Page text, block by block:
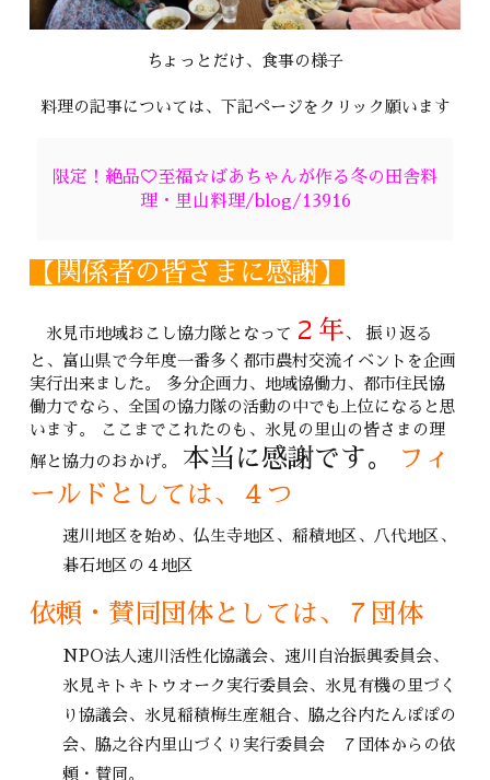
ちょっとだけ、食事の様子
料理の記事については、下記ページをクリック願います
限定！絶品♡至福☆ばあちゃんが作る冬の田舎料
理・里山料理/blog/13916
【関係者の皆さまに感謝】
氷見市地域おこし協力隊となって ２年、 振り返る
と、富山県で今年度一番多く都市農村交流イベントを企画
実行出来ました。 多分企画力、地域協働力、都市住民協
働力でなら、全国の協力隊の活動の中でも上位になると思
います。 ここまでこれたのも、氷見の里山の皆さまの理
解と協力のおかげ。 本当に感謝です。
フィ
ールドとしては、４つ
速川地区を始め、仏生寺地区、稲積地区、八代地区、
碁石地区の４地区
依頼・賛同団体としては、７団体
NPO法人速川活性化協議会、速川自治振興委員会、
氷見キトキトウオーク実行委員会、氷見有機の里づく
り協議会、氷見稲積梅生産組合、脇之谷内たんぽぽの
会、脇之谷内里山づくり実行委員会 ７団体からの依
頼・賛同。